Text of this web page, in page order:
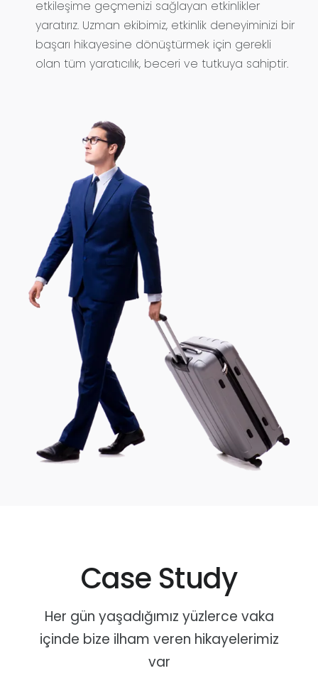
etkileşime geçmenizi sağlayan etkinlikler
yaratırız. Uzman ekibimiz, etkinlik deneyiminizi bir
başarı hikayesine dönüştürmek için gerekli
olan tüm yaratıcılık, beceri ve tutkuya sahiptir.
Case Study
Her gün yaşadığımız yüzlerce vaka
içinde bize ilham veren hikayelerimiz
var